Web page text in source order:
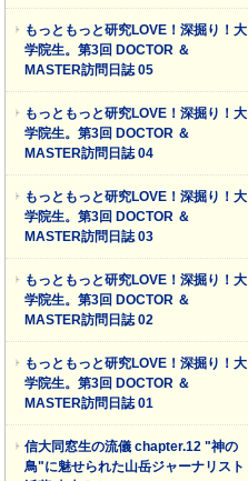
もっともっと研究LOVE！深掘り！大
学院生。第3回 DOCTOR ＆
MASTER訪問日誌 05
もっともっと研究LOVE！深掘り！大
学院生。第3回 DOCTOR ＆
MASTER訪問日誌 04
もっともっと研究LOVE！深掘り！大
学院生。第3回 DOCTOR ＆
MASTER訪問日誌 03
もっともっと研究LOVE！深掘り！大
学院生。第3回 DOCTOR ＆
MASTER訪問日誌 02
もっともっと研究LOVE！深掘り！大
学院生。第3回 DOCTOR ＆
MASTER訪問日誌 01
信大同窓生の流儀 chapter.12 "神の
鳥"に魅せられた山岳ジャーナリスト